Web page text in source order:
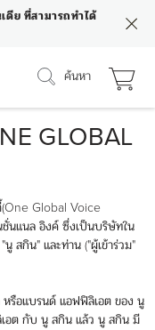
ดีย ที่สามารถทำได้
ค้นหา
GLOBAL
(One Global Voice
ชั่นแนล อิงค์ ซึ่งเป็นบริษัทใน
สกิน" และท่าน ("ผู้เข้าร่วม"
รือแบรนด์ แอฟฟิลิเอต ของ นู
อต กับ นู สกิน แล้ว นู สกิน มี